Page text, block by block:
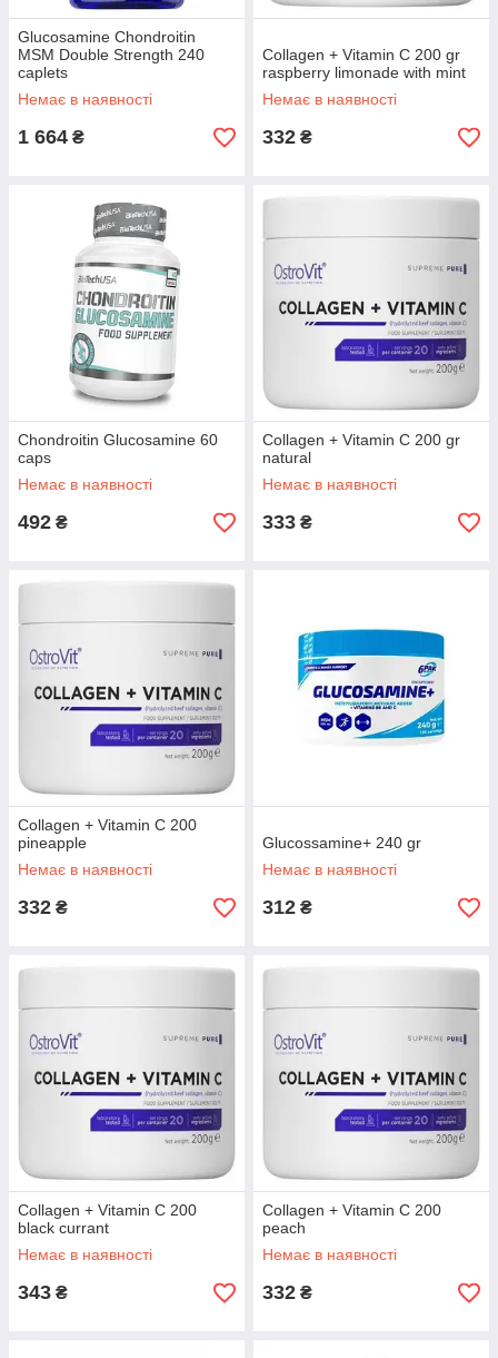
Glucosamine Chondroitin
MSM Double Strength 240
caplets
Немає в наявності
1 664 ₴
Collagen + Vitamin C 200 gr
raspberry limonade with mint
Немає в наявності
332 ₴
Chondroitin Glucosamine 60
caps
Немає в наявності
492 ₴
Collagen + Vitamin C 200 gr
natural
Немає в наявності
333 ₴
Collagen + Vitamin C 200
pineapple
Немає в наявності
332 ₴
Glucossamine+ 240 gr
Немає в наявності
312 ₴
Collagen + Vitamin C 200
black currant
Немає в наявності
343 ₴
Collagen + Vitamin C 200
peach
Немає в наявності
332 ₴